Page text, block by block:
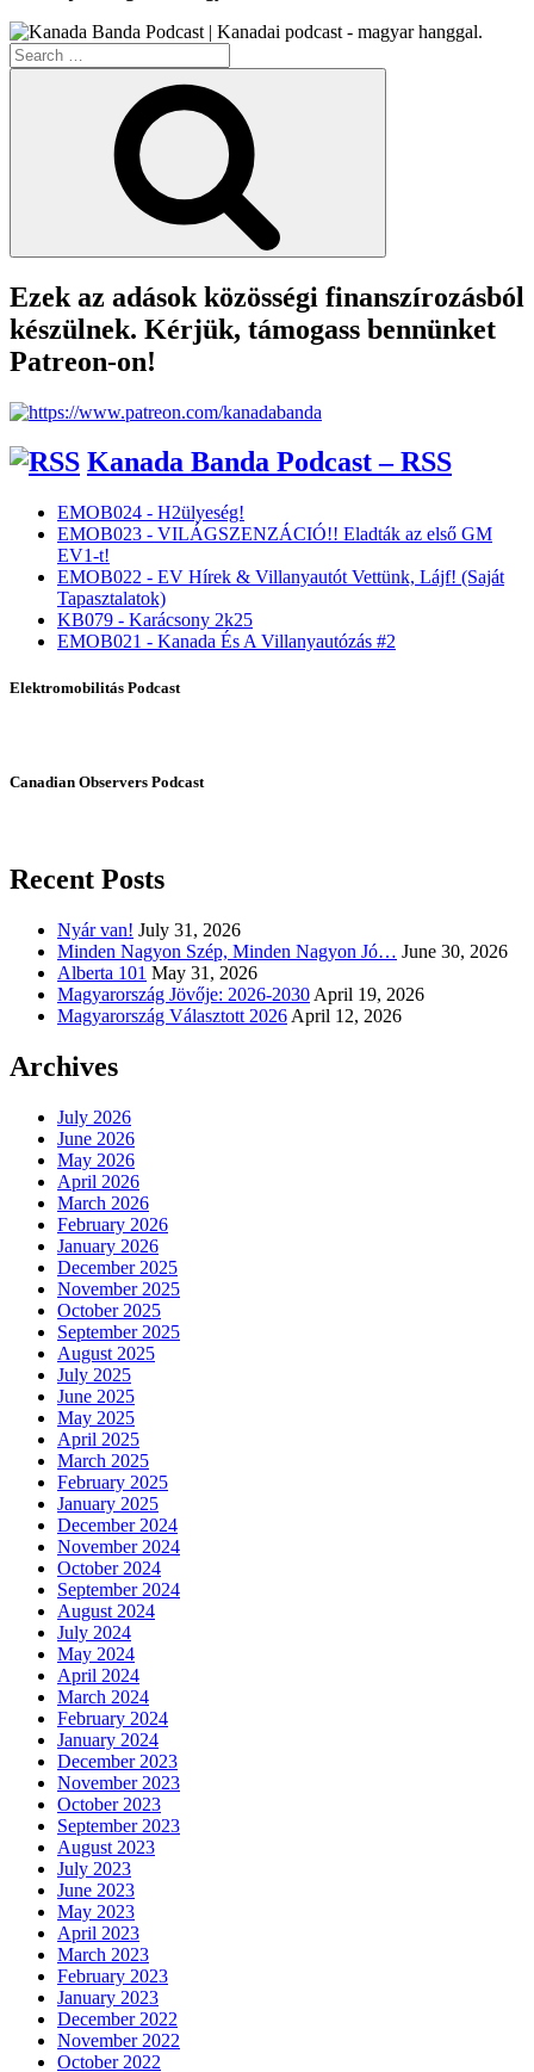
Search
for:
Ezek az adások közösségi finanszírozásból
készülnek. Kérjük, támogass bennünket
Patreon-on!
Kanada Banda Podcast – RSS
EMOB024 - H2ülyeség!
EMOB023 - VILÁGSZENZÁCIÓ!! Eladták az első GM
EV1-t!
EMOB022 - EV Hírek & Villanyautót Vettünk, Lájf! (Saját
Tapasztalatok)
KB079 - Karácsony 2k25
EMOB021 - Kanada És A Villanyautózás #2
Elektromobilitás Podcast
Canadian Observers Podcast
Recent Posts
Nyár van! July 31, 2026
Minden Nagyon Szép, Minden Nagyon Jó… June 30, 2026
Alberta 101 May 31, 2026
Magyarország Jövője: 2026-2030 April 19, 2026
Magyarország Választott 2026 April 12, 2026
Archives
July 2026
June 2026
May 2026
April 2026
March 2026
February 2026
January 2026
December 2025
November 2025
October 2025
September 2025
August 2025
July 2025
June 2025
May 2025
April 2025
March 2025
February 2025
January 2025
December 2024
November 2024
October 2024
September 2024
August 2024
July 2024
May 2024
April 2024
March 2024
February 2024
January 2024
December 2023
November 2023
October 2023
September 2023
August 2023
July 2023
June 2023
May 2023
April 2023
March 2023
February 2023
January 2023
December 2022
November 2022
October 2022